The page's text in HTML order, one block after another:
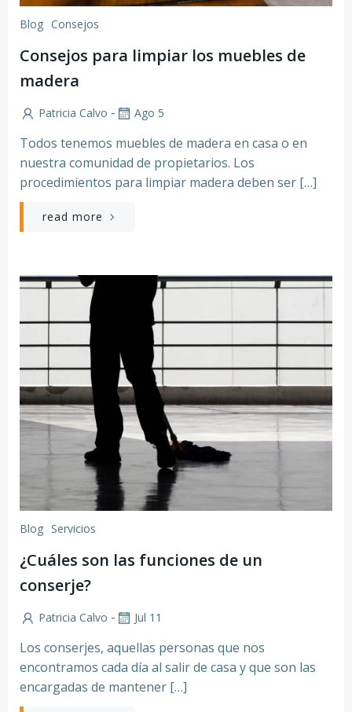
Blog Consejos
Consejos para limpiar los muebles de
madera
Patricia Calvo - Ago 5
Todos tenemos muebles de madera en casa o en
nuestra comunidad de propietarios. Los
procedimientos para limpiar madera deben ser […]
read more
Blog Servicios
¿Cuáles son las funciones de un
conserje?
Patricia Calvo - Jul 11
Los conserjes, aquellas personas que nos
encontramos cada día al salir de casa y que son las
encargadas de mantener […]